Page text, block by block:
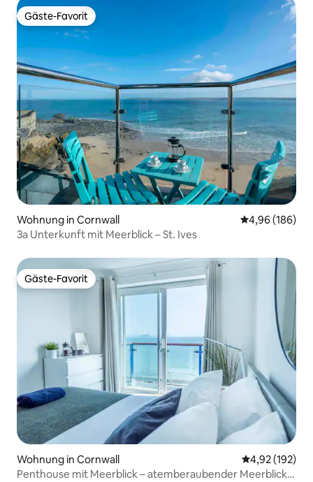
Gäste-Favorit
Gäste-Favorit
Wohnung in Cornwall
4,96 (186)
3a Unterkunft mit Meerblick – St. Ives
Gäste-Favorit
Gäste-Favorit
Wohnung in Cornwall
4,92 (192)
Penthouse mit Meerblick – atemberaubender Meerblick